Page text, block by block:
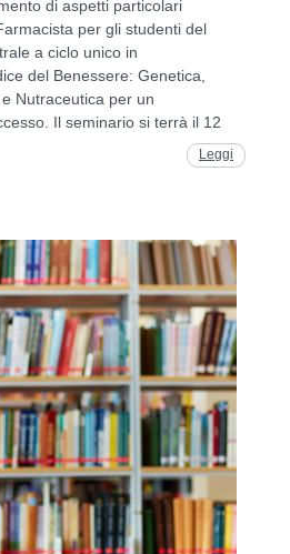
di aspetti particolari
per gli studenti del
a ciclo unico in
del Benessere: Genetica,
Nutraceutica per un
Il seminario si terrà il 12
Leggi